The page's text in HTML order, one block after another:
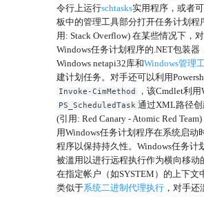
令行上运行schtasks实用程序，或者
板中的管理工具部分打开任务计划程
用: Stack Overflow) 在某些情况下，
Windows任务计划程序的.NET包装器
Windows netapi32库和Windows管理
建计划任务。对手还可以利用
Invoke-CimMethod ，该Cmdlet利
PS_ScheduledTask 通过XML路径
(引用: Red Canary - Atomic Red
用Windows任务计划程序在系统启动
程序以保持持久性。Windows任务计
被滥用以进行远程执行作为横向移动
在指定帐户（如SYSTEM）的上下文
类似于系统二进制代理执行 ，对手还